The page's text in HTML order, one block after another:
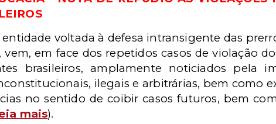
voltada à defesa intransigente das
em face dos repetidos casos de violação
brasileiros, amplamente noticiados pela
ilegais e arbitrárias, bem como
no sentido de coibir casos futuros, bem
mais).